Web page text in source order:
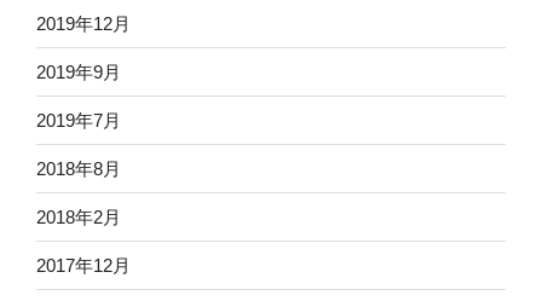
2019年12月
2019年9月
2019年7月
2018年8月
2018年2月
2017年12月